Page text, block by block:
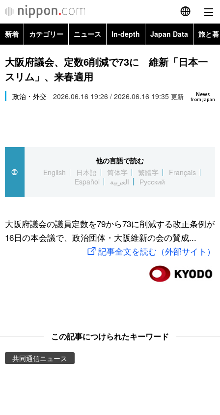
English
简体字
Русский
カテゴリー
経済・ビジネス
国際
文化
トップ
アーカイブ
In-depth
Japan Data
動画/Live
新着 カテゴリー ニュース In-depth Japan Data 旅と
政治・外交
経済・ビジネス
スポーツ・東京2020
Topics
大阪府議会、定数6削減で73に 維新「日本一
スリム」、来春適用
News
from Japan
政治・外交 2026.06.16 19:26 / 2026.06.16 19:35 更新
他の言語で読む
English
日本語 简体字 繁體字
Français
Español
العربية Русский
大阪府議会の議員定数を79から73に削減する改正条例が
16日の本会議で、政治団体・大阪維新の会の賛成...
記事全文を読む（外部サイト）
この記事につけられたキーワード
共同通信ニュース